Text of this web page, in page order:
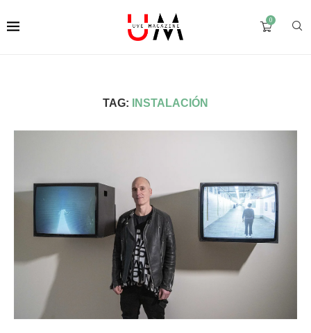
0
TAG: INSTALACIÓN